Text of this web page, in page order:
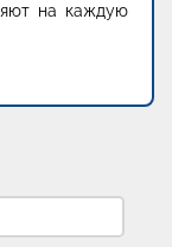
на каждую